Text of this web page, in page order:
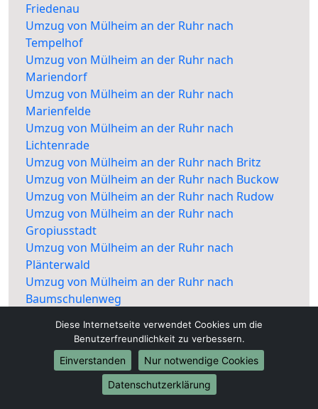
Friedenau
Umzug von Mülheim an der Ruhr nach
Tempelhof
Umzug von Mülheim an der Ruhr nach
Mariendorf
Umzug von Mülheim an der Ruhr nach
Marienfelde
Umzug von Mülheim an der Ruhr nach
Lichtenrade
Umzug von Mülheim an der Ruhr nach Britz
Umzug von Mülheim an der Ruhr nach Buckow
Umzug von Mülheim an der Ruhr nach Rudow
Umzug von Mülheim an der Ruhr nach
Gropiusstadt
Umzug von Mülheim an der Ruhr nach
Plänterwald
Umzug von Mülheim an der Ruhr nach
Baumschulenweg
Johannisthal
Umzug von Mülheim an der Ruhr nach
Niederschöneweide
Umzug von Mülheim an der Ruhr nach
Diese Internetseite verwendet Cookies um die
Benutzerfreundlichkeit zu verbessern.
Einverstanden
Nur notwendige Cookies
Datenschutzerklärung